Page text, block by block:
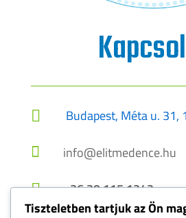
 Budapest, Méta u. 31,
 info@elitmedence.hu
 +36 30 115 1242
Tiszteletben tartjuk az Ön